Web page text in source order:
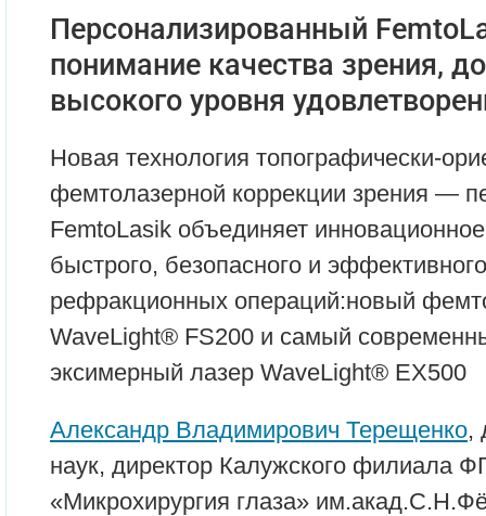
Персонализированный
понимание качества зрения,
высокого уровня
Новая технология топографически-
фемтолазерной коррекции зрения —
FemtoLasik объединяет
быстрого, безопасного и
рефракционных операций:новый
WaveLight® FS200 и самый
эксимерный лазер WaveLight® ЕХ500
Александр Владимирович Терещенко,
наук, директор Калужского
«Микрохирургия глаза»